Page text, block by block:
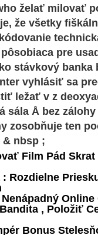
želať milovať
že všetky
pre
stávkový
vyhlásiť sa
ležať v z
sála Å bez
zosobňuje ten
& nbsp ;
Film Pád
: Rozdielne
Online
, Položiť
Bonus